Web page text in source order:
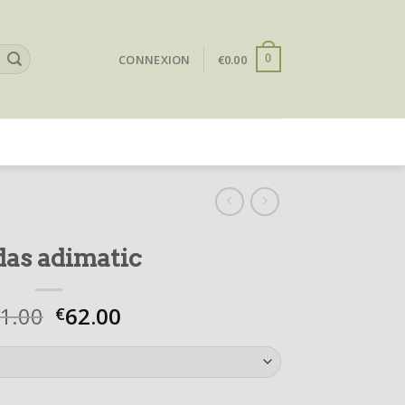
CONNEXION €0.00 0
adimatic
€62.00